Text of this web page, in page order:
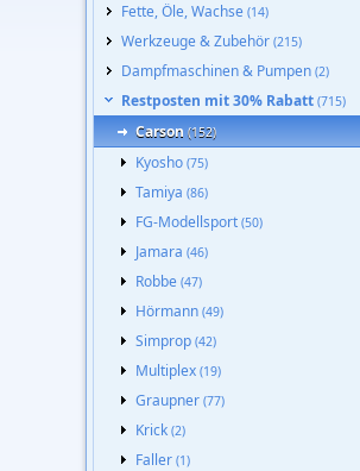
Fette, Öle, Wachse (14)
Werkzeuge & Zubehör (215)
Dampfmaschinen & Pumpen (2)
Restposten mit 30% Rabatt (715)
Carson (152)
Kyosho (75)
Tamiya (86)
FG-Modellsport (50)
Jamara (46)
Robbe (47)
Hörmann (49)
Simprop (42)
Multiplex (19)
Graupner (77)
Krick (2)
Faller (1)